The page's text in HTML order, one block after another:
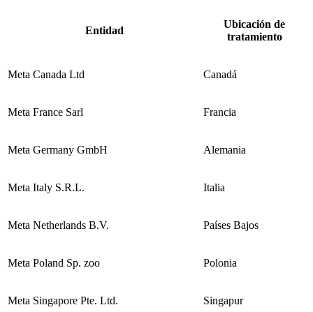
Entidad
Ubicación de
tratamiento
Meta Canada Ltd Canadá
Meta France Sarl Francia
Meta Germany GmbH Alemania
Meta Italy S.R.L. Italia
Meta Netherlands B.V. Países Bajos
Meta Poland Sp. zoo Polonia
Meta Singapore Pte. Ltd. Singapur